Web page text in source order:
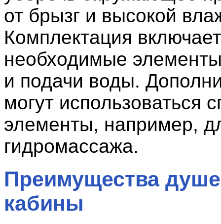
от брызг и высокой
Комплектация
необходимые
и подачи воды.
могут использоваться
элементы, например,
гидромассажа.
Преимущества
кабины